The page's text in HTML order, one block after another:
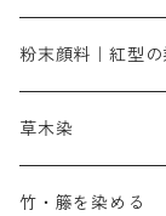
人気のおすすめ染料
染色に必要な薬
補助薬品
お勧め｜スミフィッ
3原色以外の色目
赤色
染色に必要な薬品
アルカリ剤
補助薬品
ネオカラー（色）
内容量：100g
内容量：500g
バィンダー（定着
増粘剤
粉末顔料｜紅型
赤色系
本洋紅
黄色系
草木染
植物染料
竹・籐を染める